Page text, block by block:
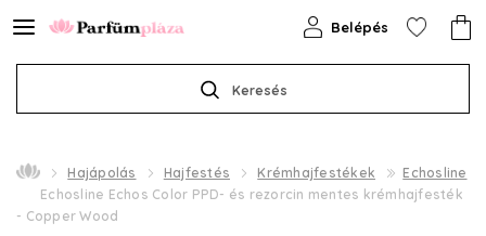
Keresés
Belépés
Hajápolás Hajfestés Krémhajfestékek
Echosline
Echosline Echos Color PPD- és rezorcin mentes krémhajfesték
- Copper Wood